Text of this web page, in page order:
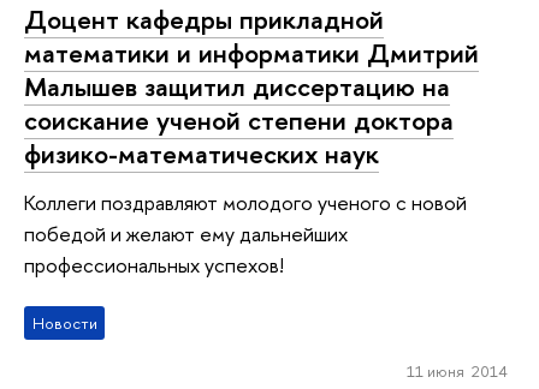
Доцент кафедры прикладной
математики и информатики Дмитрий
Малышев защитил диссертацию на
соискание ученой степени доктора
физико-математических наук
Коллеги поздравляют молодого ученого с новой
победой и желают ему дальнейших
профессиональных успехов!
Новости
11 июня 2014